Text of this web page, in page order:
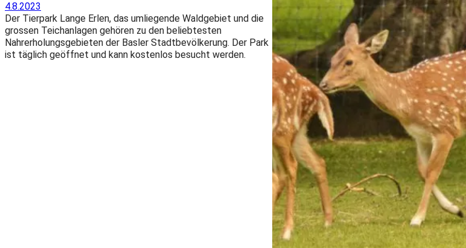
4.8.2023
Der Tierpark Lange Erlen, das umliegende Waldgebiet und die
grossen Teichanlagen gehören zu den beliebtesten
Nahrerholungsgebieten der Basler Stadtbevölkerung. Der Park
ist täglich geöffnet und kann kostenlos besucht werden.